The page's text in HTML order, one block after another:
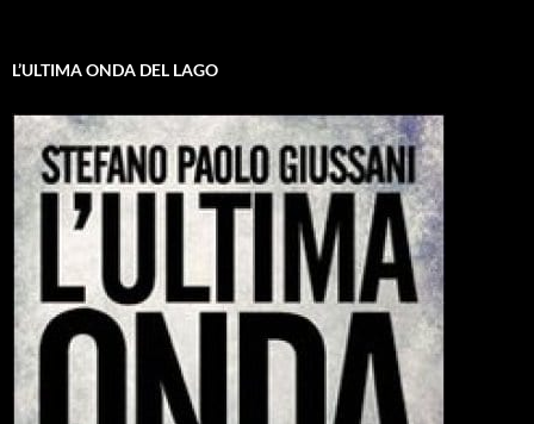
L’ULTIMA ONDA DEL LAGO